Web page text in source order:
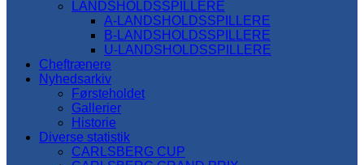
LANDSHOLDSSPILLERE
A-LANDSHOLDSSPILLERE
B-LANDSHOLDSSPILLERE
U-LANDSHOLDSSPILLERE
Cheftrænere
Nyhedsarkiv
Førsteholdet
Gallerier
Historie
Diverse statistik
CARLSBERG CUP